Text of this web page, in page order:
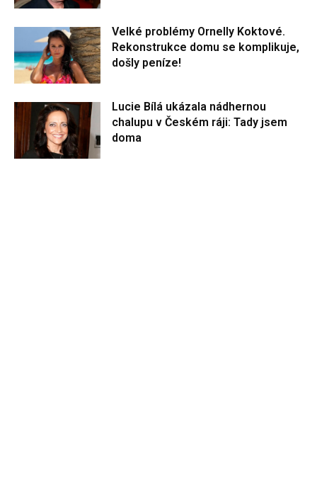
Velké problémy Ornelly Koktové.
Rekonstrukce domu se komplikuje,
došly peníze!
Lucie Bílá ukázala nádhernou
chalupu v Českém ráji: Tady jsem
doma